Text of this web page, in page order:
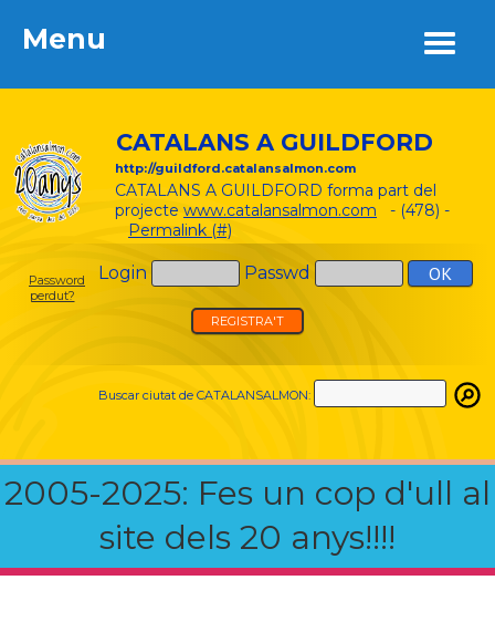
Menu
CATALANS A GUILDFORD
http://guildford.catalansalmon.com
CATALANS A GUILDFORD forma part del
projecte www.catalansalmon.com - (478) -
Permalink (#)
Login Passwd
Password
perdut?
REGISTRA'T
Buscar ciutat de CATALANSALMON:
2005-2025: Fes un cop d'ull al
site dels 20 anys!!!!
Menu